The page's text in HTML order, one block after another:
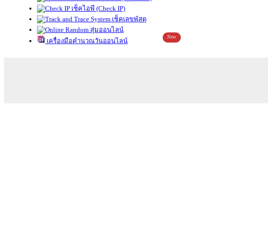
เช็คไอพี (Check IP)
เช็คเลขพัสดุ
สุ่มออนไลน์
เครื่องมือคำนวณวันออนไลน์
New